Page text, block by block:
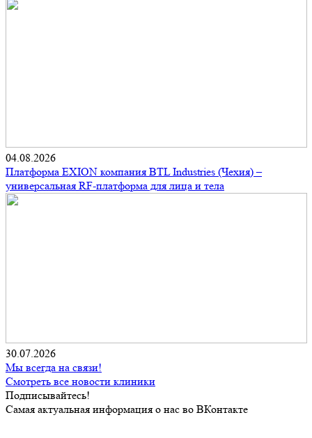
04.08.2026
Платформа EXION компания BTL Industries (Чехия) –
универсальная RF-платформа для лица и тела
30.07.2026
Мы всегда на связи!
Смотреть все новости клиники
Подписывайтесь!
Самая актуальная информация о нас во ВКонтакте